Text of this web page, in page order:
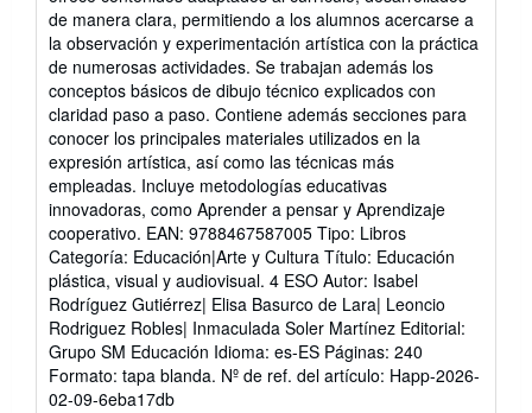
de manera clara, permitiendo a los alumnos acercarse a
la observación y experimentación artística con la práctica
de numerosas actividades. Se trabajan además los
conceptos básicos de dibujo técnico explicados con
claridad paso a paso. Contiene además secciones para
conocer los principales materiales utilizados en la
expresión artística, así como las técnicas más
empleadas. Incluye metodologías educativas
innovadoras, como Aprender a pensar y Aprendizaje
cooperativo. EAN: 9788467587005 Tipo: Libros
Categoría: Educación|Arte y Cultura Título: Educación
plástica, visual y audiovisual. 4 ESO Autor: Isabel
Rodríguez Gutiérrez| Elisa Basurco de Lara| Leoncio
Rodriguez Robles| Inmaculada Soler Martínez Editorial:
Grupo SM Educación Idioma: es-ES Páginas: 240
Formato: tapa blanda. Nº de ref. del artículo: Happ-2026-
02-09-6eba17db